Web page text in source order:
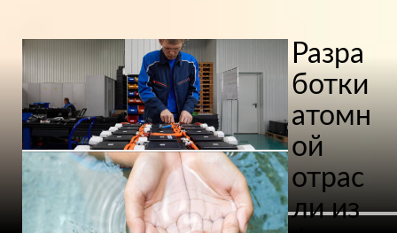
Разра
ботки
атомн
ой
отрас
ли из